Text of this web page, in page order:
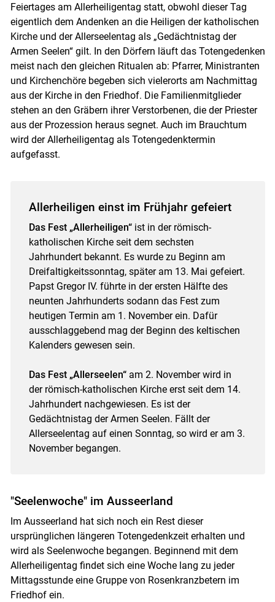
Feiertages am Allerheiligentag statt, obwohl dieser Tag
eigentlich dem Andenken an die Heiligen der katholischen
Kirche und der Allerseelentag als „Gedächtnistag der
Armen Seelen“ gilt. In den Dörfern läuft das Totengedenken
meist nach den gleichen Ritualen ab: Pfarrer, Ministranten
und Kirchenchöre begeben sich vielerorts am Nachmittag
aus der Kirche in den Friedhof. Die Familienmitglieder
stehen an den Gräbern ihrer Verstorbenen, die der Priester
aus der Prozession heraus segnet. Auch im Brauchtum
wird der Allerheiligentag als Totengedenktermin
aufgefasst.
Allerheiligen einst im Frühjahr gefeiert
Das Fest „Allerheiligen“ ist in der römisch-
katholischen Kirche seit dem sechsten
Jahrhundert bekannt. Es wurde zu Beginn am
Dreifaltigkeitssonntag, später am 13. Mai gefeiert.
Papst Gregor IV. führte in der ersten Hälfte des
neunten Jahrhunderts sodann das Fest zum
heutigen Termin am 1. November ein. Dafür
ausschlaggebend mag der Beginn des keltischen
Kalenders gewesen sein.
Das Fest „Allerseelen“am 2. November wird in
der römisch-katholischen Kirche erst seit dem 14.
Jahrhundert nachgewiesen. Es ist der
Gedächtnistag der Armen Seelen. Fällt der
Allerseelentag auf einen Sonntag, so wird er am 3.
November begangen.
"Seelenwoche" im Ausseerland
Im Ausseerland hat sich noch ein Rest dieser
ursprünglichen längeren Totengedenkzeit erhalten und
wird als Seelenwoche begangen. Beginnend mit dem
Allerheiligentag findet sich eine Woche lang zu jeder
Mittagsstunde eine Gruppe von Rosenkranzbetern im
Friedhof ein.